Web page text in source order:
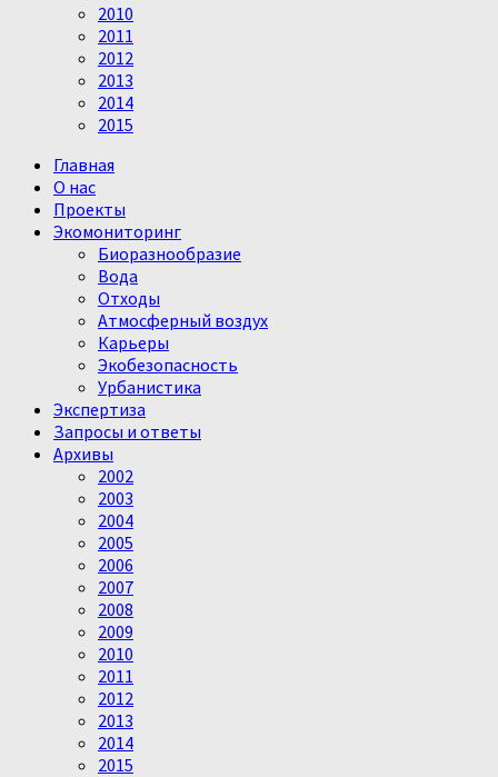
2010
2011
2012
2013
2014
2015
Главная
О нас
Проекты
Экомониторинг
Биоразнообразие
Вода
Отходы
Атмосферный воздух
Карьеры
Экобезопасность
Урбанистика
Экспертиза
Запросы и ответы
Архивы
2002
2003
2004
2005
2006
2007
2008
2009
2010
2011
2012
2013
2014
2015